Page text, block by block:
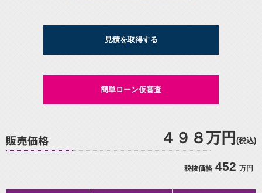
見積を取得する
簡単ローン仮審査
４９８万円 (税込)
税抜価格 452 万円